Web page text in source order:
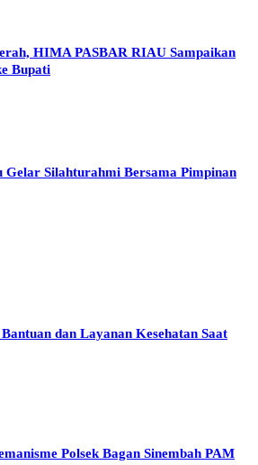
HIMA PASBAR RIAU Sampaikan
Bupati
Silahturahmi Bersama Pimpinan
dan Layanan Kesehatan Saat
Polsek Bagan Sinembah PAM